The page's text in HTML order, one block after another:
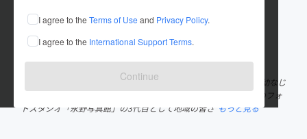
I agree to the Terms of Use and Privacy Policy.
I agree to the International Support Terms.
Continue
これまでに1回支援して1件のプロジェクトを投稿しています
在住国：日本 現在地：熊本県
出身国：日本 出身地：熊本県
熊本県天草市牛深で生まれ育ち、3年前にUターンしてきました。幼なじ
みでカメラマンでもある夫は10年前、一足先にUターンし、まちのフォ
トスタジオ「永野写真館」の3代目として地域の皆さ もっと見る